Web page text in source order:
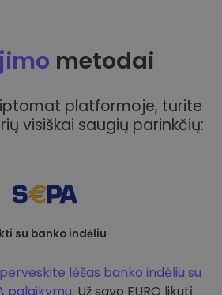
metodai
platformoje, turite
visiškai saugių parinkčių:
su banko indėliu
perveskite lėšas banko indėliu su